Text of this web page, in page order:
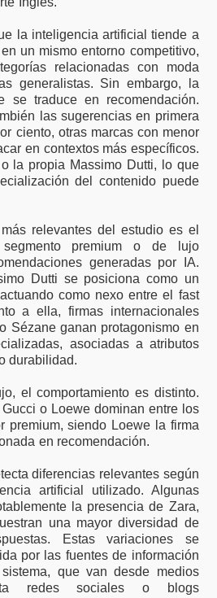
la inteligencia artificial tiende a
un mismo entorno competitivo,
relacionadas con moda
generalistas. Sin embargo, la
se traduce en recomendación.
las sugerencias en primera
ciento, otras marcas con menor
en contextos más específicos.
la propia Massimo Dutti, lo que
del contenido puede
relevantes del estudio es el
premium o de lujo
generadas por IA.
Dutti se posiciona como un
como nexo entre el fast
a ella, firmas internacionales
Sézane ganan protagonismo en
asociadas a atributos
durabilidad.
el comportamiento es distinto.
o Loewe dominan entre los
premium, siendo Loewe la firma
en recomendación.
diferencias relevantes según
artificial utilizado. Algunas
la presencia de Zara,
una mayor diversidad de
Estas variaciones se
por las fuentes de información
que van desde medios
redes sociales o blogs